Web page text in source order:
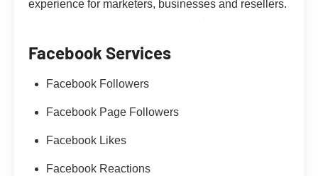
experience for marketers, businesses and resellers.
Facebook Services
Facebook Followers
Facebook Page Followers
Facebook Likes
Facebook Reactions